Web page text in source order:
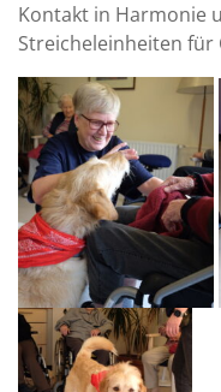
Kontakt in Harmonie
Streicheleinheiten für